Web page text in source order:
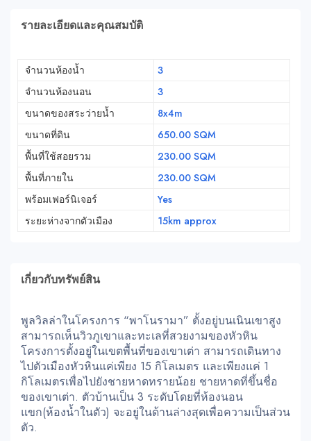
รายละเอียดและคุณสมบัติ
จำนวนห้องน้ำ
3
จำนวนห้องนอน
3
ขนาดของสระว่ายน้ำ
8x4m
ขนาดที่ดิน
650.00 SQM
พื้นที่ใช้สอยรวม
230.00 SQM
พื้นที่ภายใน
230.00 SQM
พร้อมเฟอร์นิเจอร์
Yes
ระยะห่างจากตัวเมือง
15km approx
เกี่ยวกับทรัพย์สิน
พูลวิลล่าในโครงการ “พาโนรามา” ตั้งอยู่บนเนินเขาสูง
สามารถเห็นวิวภูเขาและทะเลที่สวยงามของหัวหิน
โครงการตั้งอยู่ในเขตพื้นที่ของเขาเต่า สามารถเดินทาง
ไปตัวเมืองหัวหินแค่เพียง 15 กิโลเมตร และเพียงแค่ 1
กิโลเมตรเพื่อไปยังชายหาดทรายน้อย ชายหาดที่ขึ้นชื่อ
ของเขาเต่า. ตัวบ้านเป็น 3 ระดับโดยที่ห้องนอน
แขก(ห้องน้ำในตัว) จะอยู่ในด้านล่างสุดเพื่อความเป็นส่วน
ตัว.